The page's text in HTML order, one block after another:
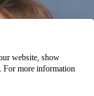
website, show
For more information